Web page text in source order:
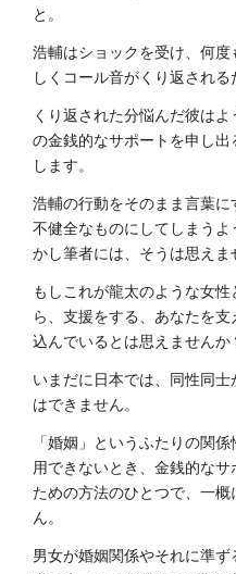
と。
浩輔はショックを受け、何
しくコール音がくり返される
くり返された分悩んだ彼は
の金銭的なサポートを申し
します。
浩輔の行動をそのまま言葉
不健全なものにしてしまう
かし筆者には、そうは思えま
もしこれが龍太のような女
ら、支援をする、あなたを
込んでいるとは思えませんか
いまだに日本では、同性同
はできません。
「婚姻」というふたりの関
用できないとき、金銭的な
ための方法のひとつで、一
ん。
男女が婚姻関係やそれに準